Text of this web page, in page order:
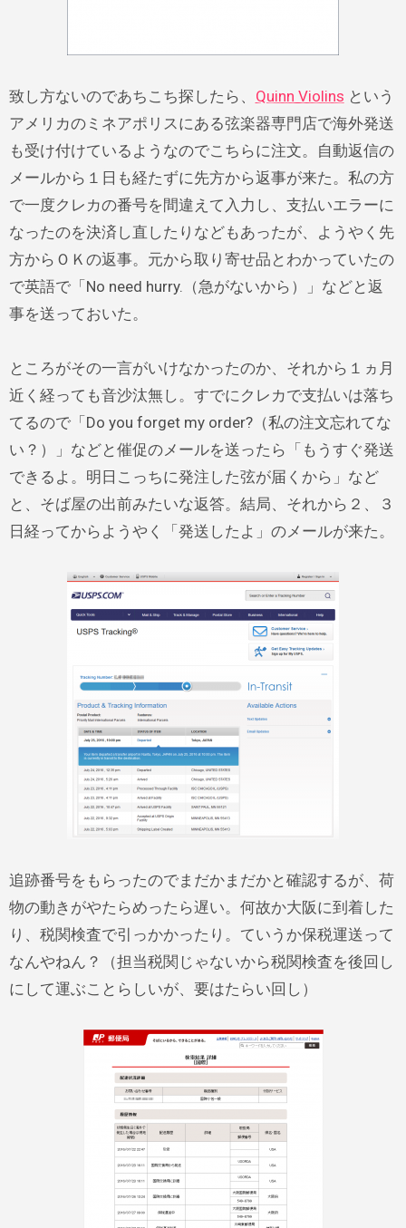
致し方ないのであちこち探したら、 Quinn Violins という
アメリカのミネアポリスにある弦楽器専門店で海外発送
も受け付けているようなのでこちらに注文。自動返信の
メールから１日も経たずに先方から返事が来た。私の方
で一度クレカの番号を間違えて入力し、支払いエラーに
なったのを決済し直したりなどもあったが、ようやく先
方からＯＫの返事。元から取り寄せ品とわかっていたの
で英語で「No need hurry.（急がないから）」などと返
事を送っておいた。
ところがその一言がいけなかったのか、それから１ヵ月
近く経っても音沙汰無し。すでにクレカで支払いは落ち
てるので「Do you forget my order?（私の注文忘れてな
い？）」などと催促のメールを送ったら「もうすぐ発送
できるよ。明日こっちに発注した弦が届くから」など
と、そば屋の出前みたいな返答。結局、それから２、３
日経ってからようやく「発送したよ」のメールが来た。
追跡番号をもらったのでまだかまだかと確認するが、荷
物の動きがやたらめったら遅い。何故か大阪に到着した
り、税関検査で引っかかったり。ていうか保税運送って
なんやねん？（担当税関じゃないから税関検査を後回し
にして運ぶことらしいが、要はたらい回し）